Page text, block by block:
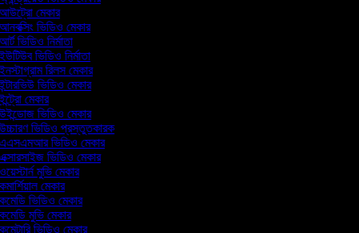
মেকার
ভিডিও মেকার
ভিডিও নির্মাতা
ভিডিও নির্মাতা
রিলস মেকার
ভিডিও মেকার
মেকার
ভিডিও মেকার
ভিডিও প্রস্তুতকারক
ভিডিও মেকার
ভিডিও মেকার
মুভি মেকার
মেকার
ভিডিও মেকার
মুভি মেকার
ভিডিও মেকার